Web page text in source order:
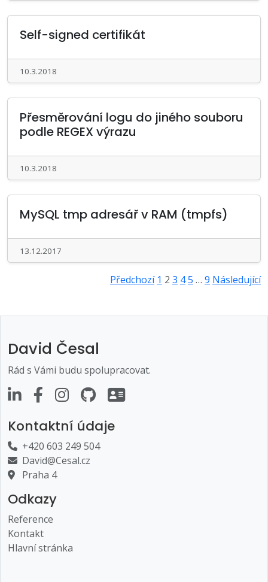
Self-signed certifikát
10.3.2018
Přesměrování logu do jiného souboru
podle REGEX výrazu
10.3.2018
MySQL tmp adresář v RAM (tmpfs)
13.12.2017
Stránkování
Předchozí 1 2 3 45 … 9 Následující
David Česal
Rád s Vámi budu spolupracovat.
Kontaktní údaje
+420 603 249 504
David@Cesal.cz
Praha 4
Odkazy
Reference
Kontakt
Hlavní stránka